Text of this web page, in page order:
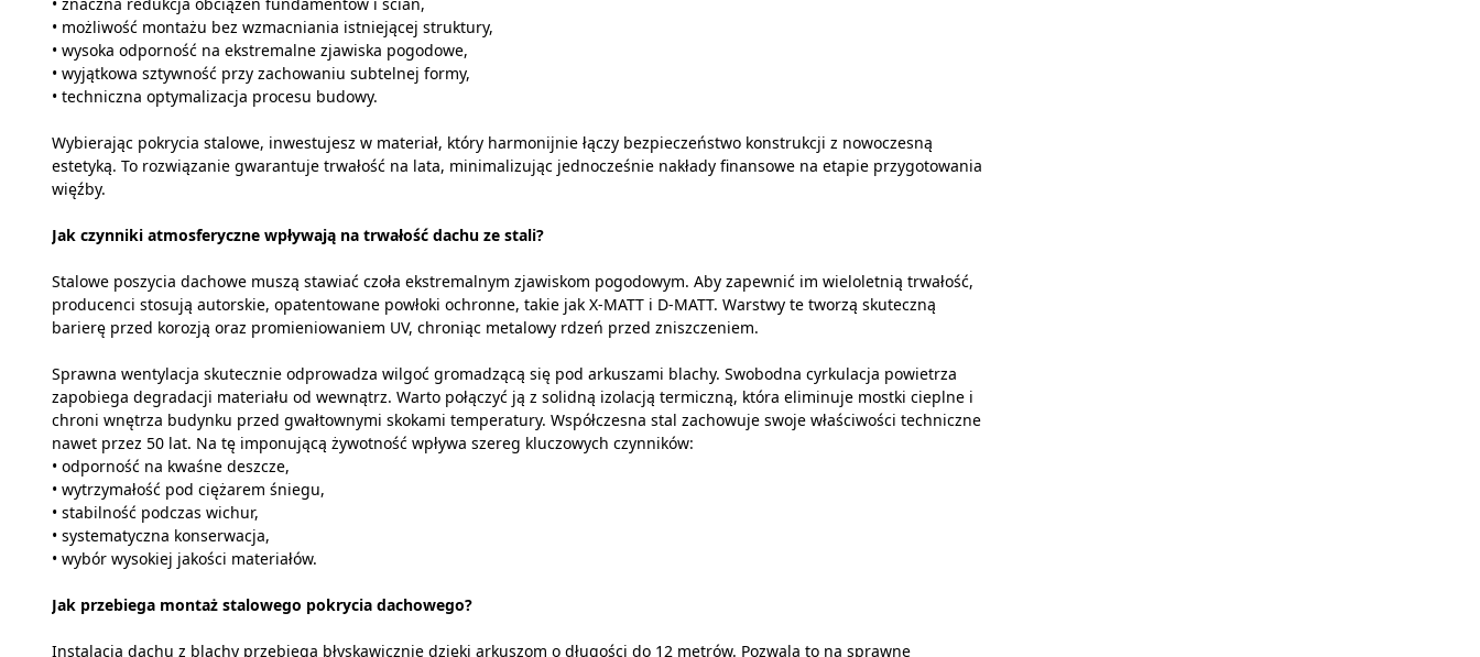
• możliwość montażu bez wzmacniania istniejącej struktury,
• wysoka odporność na ekstremalne zjawiska pogodowe,
• wyjątkowa sztywność przy zachowaniu subtelnej formy,
• techniczna optymalizacja procesu budowy.
Wybierając pokrycia stalowe, inwestujesz w materiał, który harmonijnie łączy bezpieczeństwo konstrukcji z nowoczesną
estetyką. To rozwiązanie gwarantuje trwałość na lata, minimalizując jednocześnie nakłady finansowe na etapie przygotowania
więźby.
Jak czynniki atmosferyczne wpływają na trwałość dachu ze stali?
Stalowe poszycia dachowe muszą stawiać czoła ekstremalnym zjawiskom pogodowym. Aby zapewnić im wieloletnią trwałość,
producenci stosują autorskie, opatentowane powłoki ochronne, takie jak X-MATT i D-MATT. Warstwy te tworzą skuteczną
barierę przed korozją oraz promieniowaniem UV, chroniąc metalowy rdzeń przed zniszczeniem.
Sprawna wentylacja skutecznie odprowadza wilgoć gromadzącą się pod arkuszami blachy. Swobodna cyrkulacja powietrza
zapobiega degradacji materiału od wewnątrz. Warto połączyć ją z solidną izolacją termiczną, która eliminuje mostki cieplne i
chroni wnętrza budynku przed gwałtownymi skokami temperatury. Współczesna stal zachowuje swoje właściwości techniczne
nawet przez 50 lat. Na tę imponującą żywotność wpływa szereg kluczowych czynników:
• odporność na kwaśne deszcze,
• wytrzymałość pod ciężarem śniegu,
• stabilność podczas wichur,
• systematyczna konserwacja,
• wybór wysokiej jakości materiałów.
Jak przebiega montaż stalowego pokrycia dachowego?
Instalacja dachu z blachy przebiega błyskawicznie dzięki arkuszom o długości do 12 metrów. Pozwala to na sprawne